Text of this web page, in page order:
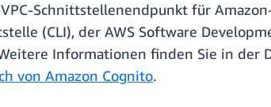
Schnittstellenendpunkt für
(CLI), der AWS Software
Informationen finden Sie in der
von Amazon Cognito.